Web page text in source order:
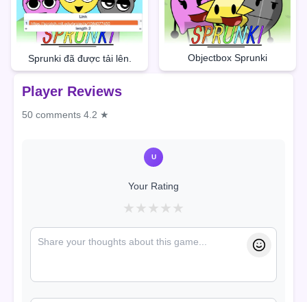
Sprunki đã được tải lên. Objectbox Sprunki
Player Reviews
50 comments 4.2 ★
U
Your Rating
★ ★ ★ ★ ★